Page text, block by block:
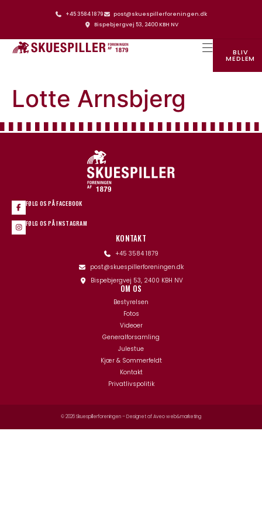
+45 3584 1879
post@skuespillerforeningen.dk
Bispebjergvej 53, 2400 KBH NV
BLIV
MEDLEM
Lotte Arnsbjerg
FØLG OS PÅ FACEBOOK
FØLG OS PÅ INSTAGRAM
KONTAKT
+45 3584 1879
post@skuespillerforeningen.dk
Bispebjergvej 53, 2400 KBH NV
OM OS
Bestyrelsen
Fotos
Videoer
Generalforsamling
Julestue
Kjær & Sommerfeldt
Kontakt
Privatlivspolitik
© 2026 Skuespillerforeningen – Designet afAveo web&marketing